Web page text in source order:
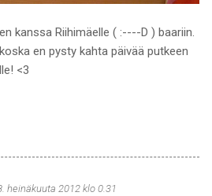
kanssa Riihimäelle ( :----D ) baariin.
en pysty kahta päivää putkeen
<3
heinäkuuta 2012 klo 0.31